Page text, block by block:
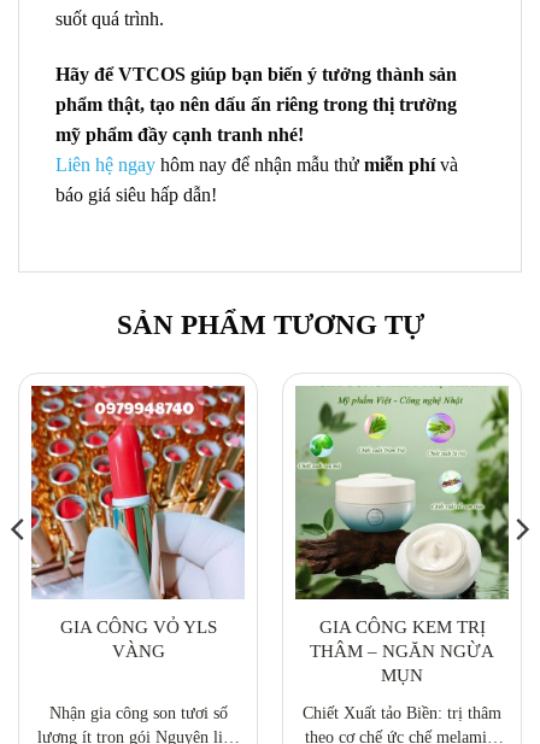
suốt quá trình.
Hãy để VTCOS giúp bạn biến ý tưởng thành sản
phẩm thật, tạo nên dấu ấn riêng trong thị trường
mỹ phẩm đầy cạnh tranh nhé!
Liên hệ ngay hôm nay để nhận mẫu thử miễn phívà
báo giá siêu hấp dẫn!
SẢN PHẨM TƯƠNG TỰ
GIA CÔNG VỎ YLS
VÀNG
Nhận gia công son tươi số
lượng ít trọn gói Nguyên liệu
GIA CÔNG KEM TRỊ
THÂM – NGĂN NGỪA
MỤN
Chiết Xuất tảo Biền: trị thâm
theo cơ chế ức chế melamin,